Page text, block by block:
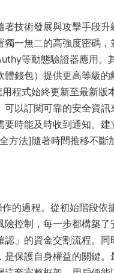
技術發展與攻擊手段
一無二的高強度密碼
等動態驗證器應用。
錢包）提供更高等級
程式始終更新至最新
以訂閱可靠的安全資
時能及時收到通知。
方法]隨著時間推移不斷
的過程。從初始階段依
控制，每一步都構築
」的資金交割流程。
保護自身權益的關鍵